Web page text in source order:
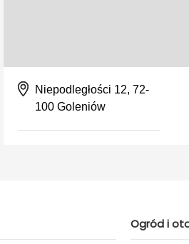
Niepodległości 12, 72-
100 Goleniów
Ogród i